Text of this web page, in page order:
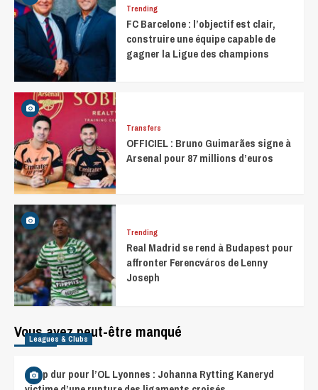
Trending
FC Barcelone : l’objectif est clair,
construire une équipe capable de
gagner la Ligue des champions
Transfers
OFFICIEL : Bruno Guimarães signe à
Arsenal pour 87 millions d’euros
Trending
Real Madrid se rend à Budapest pour
affronter Ferencváros de Lenny
Joseph
Vous avez peut-être manqué
Leagues & Clubs
Coup dur pour l’OL Lyonnes : Johanna Rytting Kaneryd